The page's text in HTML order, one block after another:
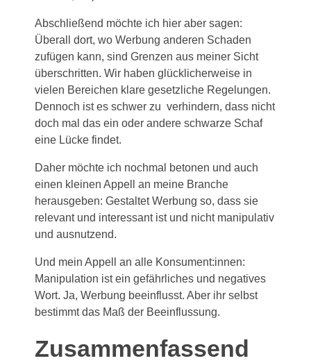
Abschließend möchte ich hier aber sagen:
Überall dort, wo Werbung anderen Schaden
zufügen kann, sind Grenzen aus meiner Sicht
überschritten. Wir haben glücklicherweise in
vielen Bereichen klare gesetzliche Regelungen.
Dennoch ist es schwer zu verhindern, dass nicht
doch mal das ein oder andere schwarze Schaf
eine Lücke findet.
Daher möchte ich nochmal betonen und auch
einen kleinen Appell an meine Branche
herausgeben: Gestaltet Werbung so, dass sie
relevant und interessant ist und nicht manipulativ
und ausnutzend.
Und mein Appell an alle Konsument:innen:
Manipulation ist ein gefährliches und negatives
Wort. Ja, Werbung beeinflusst. Aber ihr selbst
bestimmt das Maß der Beeinflussung.
Zusammenfassend